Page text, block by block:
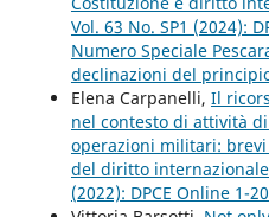
Vol. 63 No. SP1 (2024):
Numero Speciale
declinazioni del
Elena Carpanelli, Il
nel contesto di attività
operazioni militari:
del diritto internazionale
(2022): DPCE Online 1-